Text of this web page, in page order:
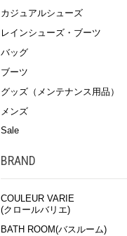
カジュアルシューズ
レインシューズ・ブーツ
バッグ
ブーツ
グッズ（メンテナンス用品）
メンズ
Sale
BRAND
COULEUR VARIE
(クロールバリエ)
BATH ROOM(バスルーム)